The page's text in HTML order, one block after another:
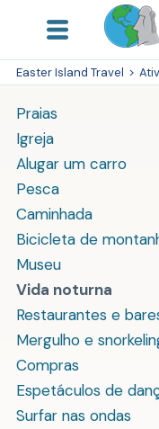
Easter Island Travel >
Praias
Igreja
Alugar um carro
Pesca
Caminhada
Bicicleta de
Museu
Vida noturna
Restaurantes e
Mergulho e
Compras
Espetáculos de
Surfar nas ondas